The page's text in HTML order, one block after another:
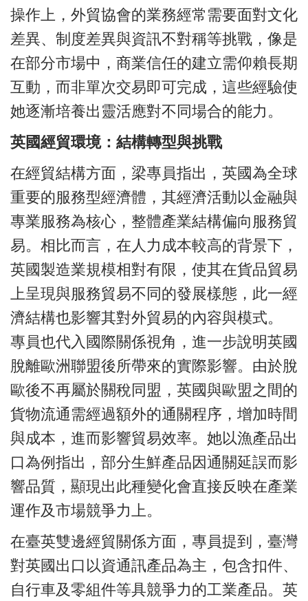
操作上，外貿協會的業務經常需要面對文化
差異、制度差異與資訊不對稱等挑戰，像是
在部分市場中，商業信任的建立需仰賴長期
互動，而非單次交易即可完成，這些經驗使
她逐漸培養出靈活應對不同場合的能力。
英國經貿環境：結構轉型與挑戰
在經貿結構方面，梁專員指出，英國為全球
重要的服務型經濟體，其經濟活動以金融與
專業服務為核心，整體產業結構偏向服務貿
易。相比而言，在人力成本較高的背景下，
英國製造業規模相對有限，使其在貨品貿易
上呈現與服務貿易不同的發展樣態，此一經
濟結構也影響其對外貿易的內容與模式。
專員也代入國際關係視角，進一步說明英國
脫離歐洲聯盟後所帶來的實際影響。由於脫
歐後不再屬於關稅同盟，英國與歐盟之間的
貨物流通需經過額外的通關程序，增加時間
與成本，進而影響貿易效率。她以漁產品出
口為例指出，部分生鮮產品因通關延誤而影
響品質，顯現出此種變化會直接反映在產業
運作及市場競爭力上。
在臺英雙邊經貿關係方面，專員提到，臺灣
對英國出口以資通訊產品為主，包含扣件、
自行車及零組件等具競爭力的工業產品。英